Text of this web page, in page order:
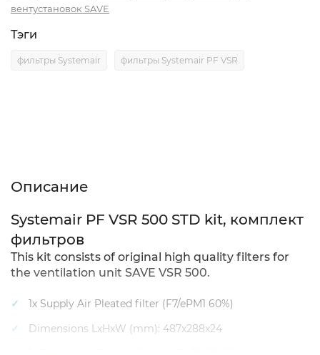
вентустановок SAVE
Тэги
фильтры Systemair фильтры Systemair PF VSR
Описание
Systemair PF VSR 500 STD kit, комплект
фильтров
This kit consists of original high quality filters for
the ventilation unit SAVE VSR 500.
1x Supply Air Pleated filter (F7/ePM1 60%)
Dimensions LxHxW (mm): 487x288x24